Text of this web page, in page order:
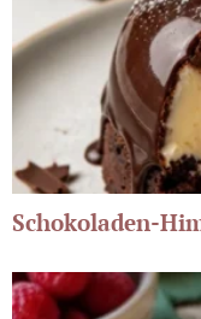
Schokoladen-